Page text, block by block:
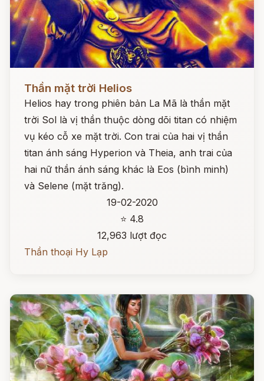
Đọc ngay
Thần mặt trời Helios
Helios hay trong phiên bản La Mã là thần mặt
trời Sol là vị thần thuộc dòng dõi titan có nhiệm
vụ kéo cỗ xe mặt trời. Con trai của hai vị thần
titan ánh sáng Hyperion và Theia, anh trai của
hai nữ thần ánh sáng khác là Eos (bình minh)
và Selene (mặt trăng).
19-02-2020
⭐ 4.8
12,963 lượt đọc
Thần thoại Hy Lạp